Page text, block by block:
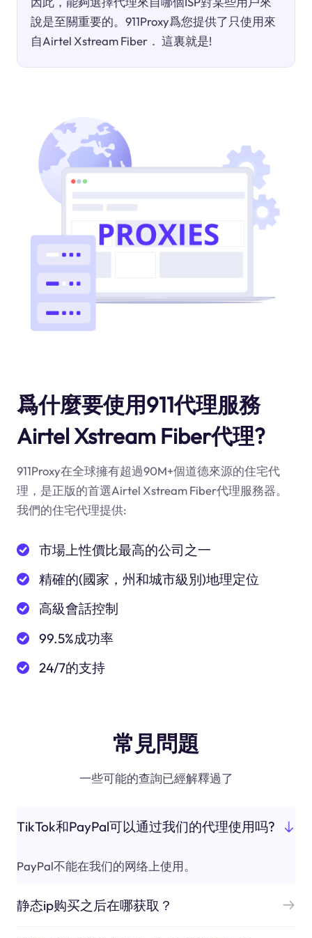
說是至關重要的。911Proxy爲您提供了只使用來
自Airtel Xstream Fiber． 這裏就是!
爲什麼要使用911代理服務
Airtel Xstream Fiber代理?
911Proxy在全球擁有超過90M+個道德來源的住宅代
理，是正版的首選Airtel Xstream Fiber代理服務器。
我們的住宅代理提供:
市場上性價比最高的公司之一
精確的(國家，州和城市級別)地理定位
高級會話控制
99.5%成功率
24/7的支持
常見問題
一些可能的查詢已經解釋過了
TikTok和PayPal可以通过我们的代理使用吗?
PayPal不能在我们的网络上使用。
静态ip购买之后在哪获取？